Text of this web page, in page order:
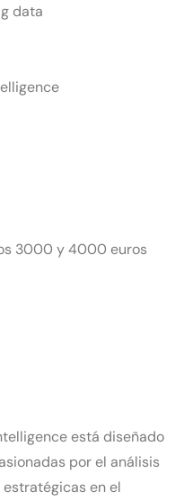
data
3000 y 4000 euros
está diseñado
por el análisis
en el